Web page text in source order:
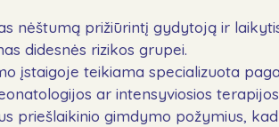
nėštumą prižiūrintį gydytoją ir
didesnės rizikos grupei.
įstaigoje teikiama specializuota
ar intensyviosios
priešlaikinio gimdymo požymius,